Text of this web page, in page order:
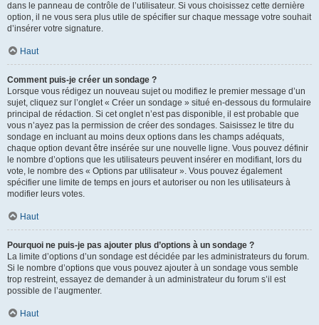
dans le panneau de contrôle de l’utilisateur. Si vous choisissez cette dernière
option, il ne vous sera plus utile de spécifier sur chaque message votre souhait
d’insérer votre signature.
Haut
Comment puis-je créer un sondage ?
Lorsque vous rédigez un nouveau sujet ou modifiez le premier message d’un
sujet, cliquez sur l’onglet « Créer un sondage » situé en-dessous du formulaire
principal de rédaction. Si cet onglet n’est pas disponible, il est probable que
vous n’ayez pas la permission de créer des sondages. Saisissez le titre du
sondage en incluant au moins deux options dans les champs adéquats,
chaque option devant être insérée sur une nouvelle ligne. Vous pouvez définir
le nombre d’options que les utilisateurs peuvent insérer en modifiant, lors du
vote, le nombre des « Options par utilisateur ». Vous pouvez également
spécifier une limite de temps en jours et autoriser ou non les utilisateurs à
modifier leurs votes.
Haut
Pourquoi ne puis-je pas ajouter plus d’options à un sondage ?
La limite d’options d’un sondage est décidée par les administrateurs du forum.
Si le nombre d’options que vous pouvez ajouter à un sondage vous semble
trop restreint, essayez de demander à un administrateur du forum s’il est
possible de l’augmenter.
Haut